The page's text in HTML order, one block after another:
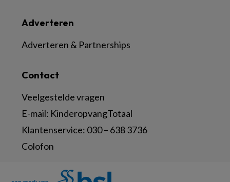
Contact
Veelgestelde vragen
E-mail: KinderopvangTotaal
Klantenservice: 030 – 638 3736
Colofon
Adverteren
Adverteren & Partnerships